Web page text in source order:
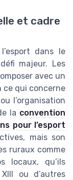
et cadre
dans le
majeur. Les
avec un
ce qui concerne
l’organisation
la convention
pour l’esport
mais son
ruraux comme
locaux, qu’ils
ou d’autres